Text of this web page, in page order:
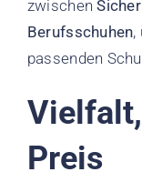
zwischen
Berufsschuhen,
passenden
Preis